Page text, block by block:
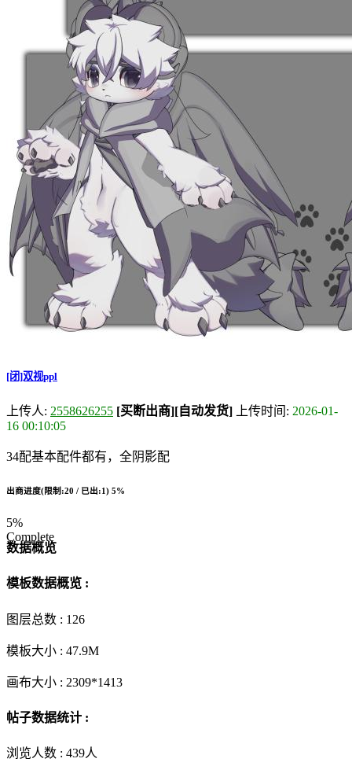
[闭]双视ppl
上传人: 2558626255 [买断出商][自动发货] 上传时间: 2026-01-
16 00:10:05
34配基本配件都有，全阴影配
出商进度(限制:20 / 已出:1) 5%
5%
Complete
数据概览
模板数据概览 :
图层总数 : 126
模板大小 : 47.9M
画布大小 : 2309*1413
帖子数据统计 :
浏览人数 : 439人